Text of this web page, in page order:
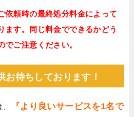
依頼時の最終処分料金によって
ます。同じ料金でできるかどう
でご注意ください。
お待ちしております！
『より良いサービスを1名で